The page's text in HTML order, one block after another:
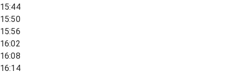
15:44
15:50
15:56
16:02
16:08
16:14